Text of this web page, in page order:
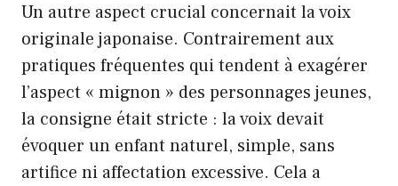
Un autre aspect crucial concernait la voix
originale japonaise. Contrairement aux
pratiques fréquentes qui tendent à exagérer
l’aspect « mignon » des personnages jeunes,
la consigne était stricte : la voix devait
évoquer un enfant naturel, simple, sans
artifice ni affectation excessive. Cela a